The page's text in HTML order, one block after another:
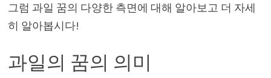
그럼 과일 꿈의 다양한 측면에 대해 알아보고 더 자세
히 알아봅시다!
과일의 꿈의 의미